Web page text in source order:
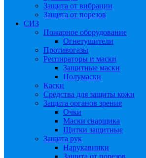
Защита от вибрации
Защита от порезов
СИЗ
Пожарное оборудование
Огнетушители
Противогазы
Респираторы и маски
Защитные маски
Полумаски
Каски
Средства для защиты кожи
Защита органов зрения
Очки
Маски сварщика
Щитки защитные
Защита рук
Нарукавники
Защита от порезов